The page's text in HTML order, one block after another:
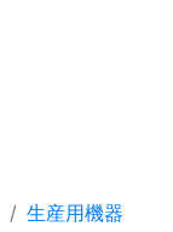
生産用機器